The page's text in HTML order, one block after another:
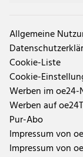
Allgemeine
Cookie-Liste
Cookie-
Werben im
Werben auf
Pur-Abo
Impressum von
Impressum von